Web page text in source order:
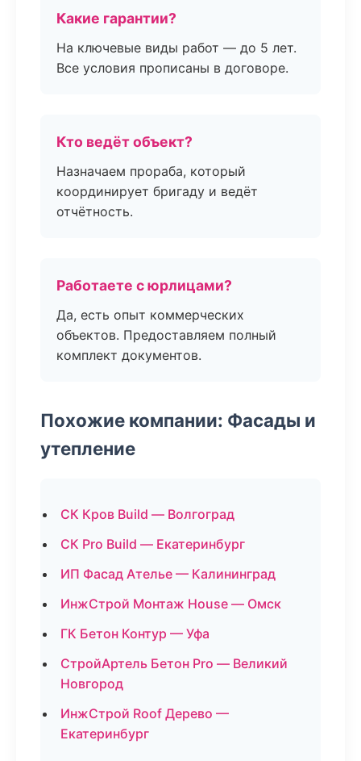
Какие гарантии?
На ключевые виды работ — до 5 лет.
Все условия прописаны в договоре.
Кто ведёт объект?
Назначаем прораба, который
координирует бригаду и ведёт
отчётность.
Работаете с юрлицами?
Да, есть опыт коммерческих
объектов. Предоставляем полный
комплект документов.
Похожие компании: Фасады и
утепление
СК Кров Build — Волгоград
СК Pro Build — Екатеринбург
ИП Фасад Ателье — Калининград
ИнжСтрой Монтаж House — Омск
ГК Бетон Контур — Уфа
СтройАртель Бетон Pro — Великий
Новгород
ИнжСтрой Roof Дерево —
Екатеринбург